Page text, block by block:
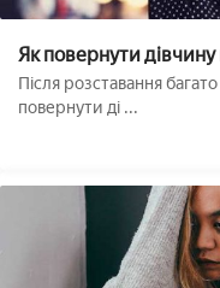
Як повернути дівчину
Після розставання
повернути ді ...